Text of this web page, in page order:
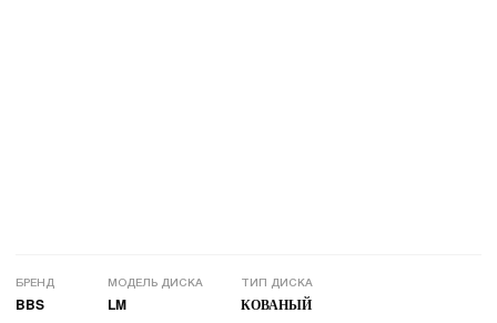
БРЕНД
BBS
МОДЕЛЬ ДИСКА
LM
ТИП ДИСКА
КОВАНЫЙ